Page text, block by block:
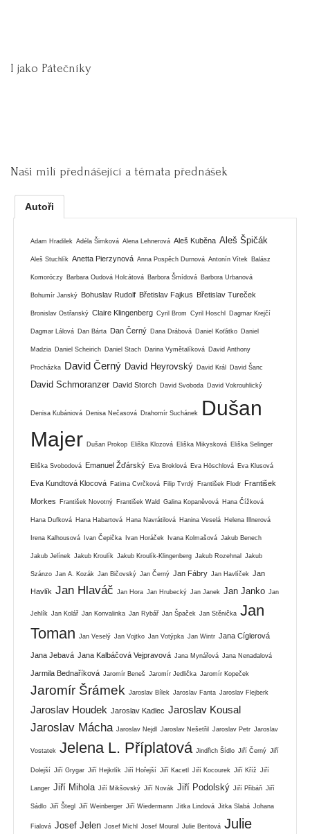
I jako Pátečníky
Naši milí přednášející a témata přednášek
Autoři
Adam Hradilek Adéla Šimková Alena Lehnerová Aleš Kuběna Aleš Špičák
Aleš Stuchlík Anetta Pierzynová Anna Pospěch Durnová Antonín Vítek Balász
Komoróczy Barbara Oudová Holcátová Barbora Šmídová Barbora Urbanová
Bohumír Janský Bohuslav Rudolf Břetislav Fajkus Břetislav Tureček
Bronislav Ostřanský Claire Klingenberg Cyril Brom Cyril Hoschl Dagmar Krejčí
Dagmar Lálová Dan Bárta Dan Černý Dana Drábová Daniel Koťátko Daniel
Madzia Daniel Scheirich Daniel Stach Darina Vymětalíková David Anthony
Procházka David Černý David Heyrovský David Král David Šanc
David Schmoranzer David Storch David Svoboda David Vokrouhlický
Denisa Kubániová Denisa Nečasová Drahomír Suchánek
Dušan
Majer Dušan Prokop Eliška Klozová Eliška Mikysková Eliška Selinger
Eliška Svobodová Emanuel Žďárský Eva Broklová Eva Höschlová Eva Klusová
Eva Kundtová Klocová Fatima Cvrčková Filip Tvrdý František Flodr František
Morkes František Novotný František Wald Galina Kopaněvová Hana Čížková
Hana Dufková Hana Habartová Hana Navrátilová Hanina Veselá Helena Illnerová
Irena Kalhousová Ivan Čepička Ivan Horáček Ivana Kolmašová Jakub Benech
Jakub Jelínek Jakub Kroulík Jakub Kroulík-Klingenberg Jakub Rozehnal Jakub
Szánzo Jan A. Kozák Jan Bičovský Jan Černý Jan Fábry Jan Havlíček Jan
Havlík Jan Hlaváč Jan Hora Jan Hrubecký Jan Janek Jan Janko Jan
Jehlík Jan Kolář Jan Konvalinka Jan Rybář Jan Špaček Jan Stěnička Jan
Toman
Jan Veselý Jan Vojtko Jan Votýpka Jan Wintr Jana Cíglerová
Jana Jebavá Jana Kalbáčová Vejpravová Jana Mynářová Jana Nenadalová
Jarmila Bednaříková Jaromír Beneš Jaromír Jedlička Jaromír Kopeček
Jaromír Šrámek Jaroslav Bílek Jaroslav Fanta Jaroslav Flejberk
Jaroslav Houdek Jaroslav Kadlec Jaroslav Kousal
Jaroslav Mácha Jaroslav Nejdl Jaroslav Nešetřil Jaroslav Petr Jaroslav
Vostatek Jelena L. Příplatová Jindřich Šídlo Jiří Černý Jiří
Dolejší Jiří Grygar Jiří Hejkrlík Jiří Hořejší Jiří Kacetl Jiří Kocourek Jiří Kříž Jiří
Langer Jiří Mihola Jiří Mikšovský Jiří Novák Jiří Podolský Jiří Přibáň Jiří
Sádlo Jiří Štegl Jiří Weinberger Jiří Wiedermann Jitka Lindová Jitka Slabá Johana
Fialová Josef Jelen Josef Michl Josef Moural Julie Beritová Julie